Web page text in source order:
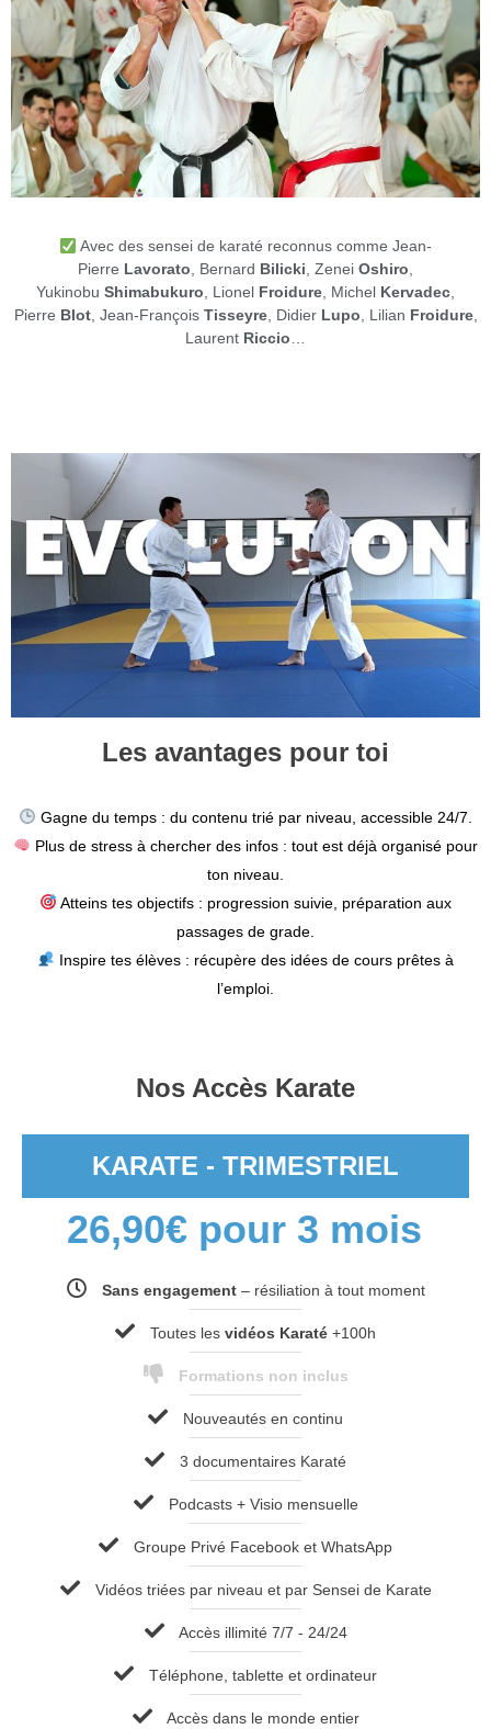
Avec des sensei de karaté reconnus comme Jean-
Pierre Lavorato, Bernard Bilicki, Zenei Oshiro,
Yukinobu Shimabukuro, Lionel Froidure, Michel Kervadec,
Pierre Blot, Jean-François Tisseyre, Didier Lupo, Lilian Froidure,
Laurent Riccio…
Les avantages pour toi
Gagne du temps : du contenu trié par niveau, accessible 24/7.
Plus de stress à chercher des infos : tout est déjà organisé pour
ton niveau.
Atteins tes objectifs : progression suivie, préparation aux
passages de grade.
Inspire tes élèves : récupère des idées de cours prêtes à
l’emploi.
Nos Accès Karate
KARATE - TRIMESTRIEL
26,90€pour 3 mois
Sans engagement– résiliation à tout moment
Toutes les vidéos Karaté +100h
Formations non inclus
Nouveautés en continu
3 documentaires Karaté
Podcasts + Visio mensuelle
Groupe Privé Facebook et WhatsApp
Vidéos triées par niveau et par Sensei de Karate
Accès illimité 7/7 - 24/24
Téléphone, tablette et ordinateur
Accès dans le monde entier